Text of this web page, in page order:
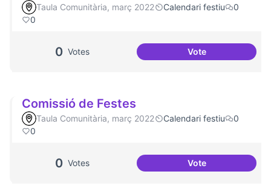
Taula Comunitària, març 2022 Calendari festiu
0
0
0 Votes VoteAniversari de Can
Comissió de Festes
Taula Comunitària, març 2022 Calendari festiu
0
0
0 Votes VoteComissió de